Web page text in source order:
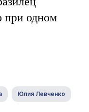
при одном
Юлия Левченко